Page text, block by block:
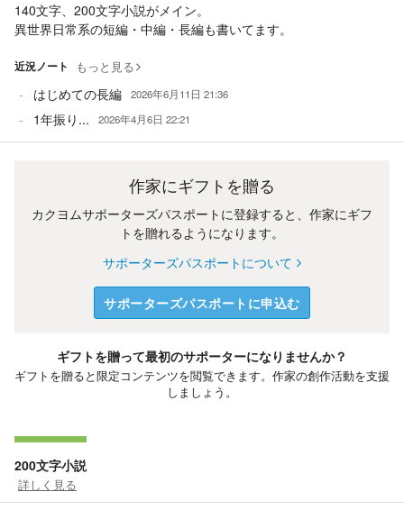
140文字、200文字小説がメイン。
異世界日常系の短編・中編・長編も書いてます。
近況ノート もっと見る
はじめての長編 2026年6月11日 21:36
1年振り... 2026年4月6日 22:21
作家にギフトを贈る
カクヨムサポーターズパスポートに登録すると、作家にギフ
トを贈れるようになります。
サポーターズパスポートについて
サポーターズパスポートに申込む
ギフトを贈って最初のサポーターになりませんか？
ギフトを贈ると限定コンテンツを閲覧できます。作家の創作活動を支援
しましょう。
200文字小説
詳しく見る